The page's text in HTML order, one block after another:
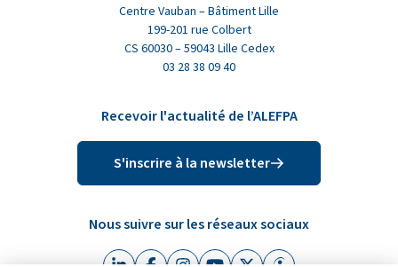
Centre Vauban – Bâtiment Lille
199-201 rue Colbert
CS 60030 – 59043 Lille Cedex
03 28 38 09 40
Recevoir l'actualité de l’ALEFPA
S'inscrire à la newsletter
Nous suivre sur les réseaux sociaux